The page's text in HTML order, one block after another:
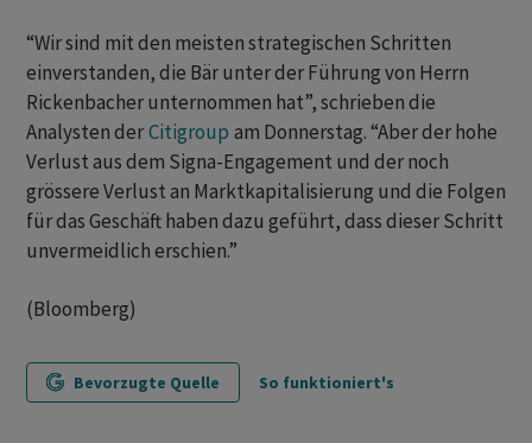
“Wir sind mit den meisten strategischen Schritten
einverstanden, die Bär unter der Führung von Herrn
Rickenbacher unternommen hat”, schrieben die
Analysten derCitigroup am Donnerstag. “Aber der hohe
Verlust aus dem Signa-Engagement und der noch
grössere Verlust an Marktkapitalisierung und die Folgen
für das Geschäft haben dazu geführt, dass dieser Schritt
unvermeidlich erschien.”
(Bloomberg)
Bevorzugte Quelle So funktioniert's